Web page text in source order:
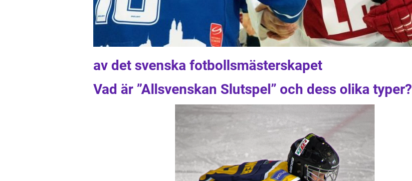
av det svenska fotbollsmästerskapet
Vad är ”Allsvenskan Slutspel” och dess olika typer?